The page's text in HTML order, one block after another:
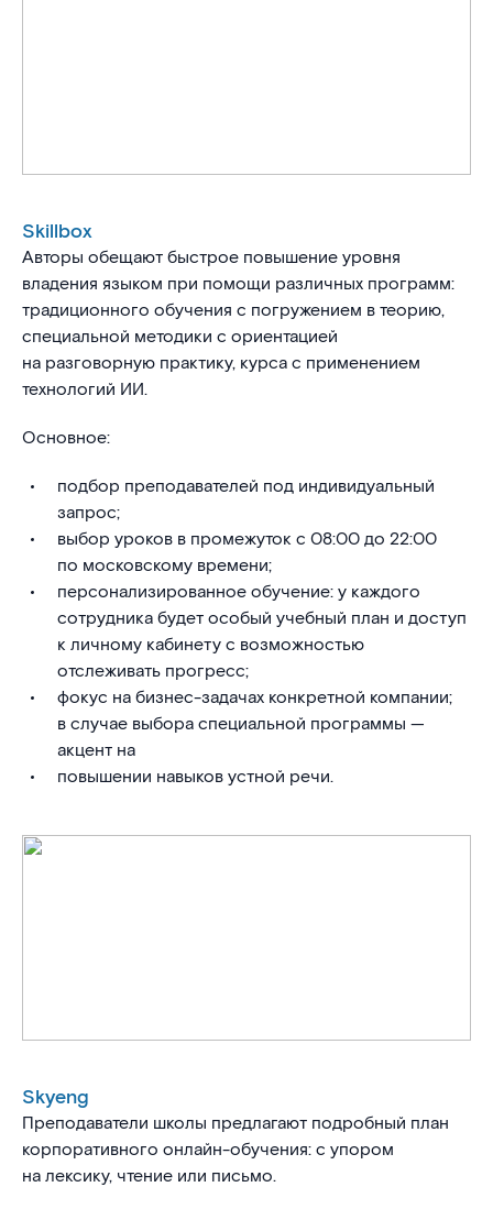
Skillbox
Авторы обещают быстрое повышение уровня
владения языком при помощи различных программ:
традиционного обучения с погружением в теорию,
специальной методики с ориентацией
на разговорную практику, курса с применением
технологий ИИ.
Основное:
подбор преподавателей под индивидуальный
запрос;
выбор уроков в промежуток с 08:00 до 22:00
по московскому времени;
персонализированное обучение: у каждого
сотрудника будет особый учебный план и доступ
к личному кабинету с возможностью
отслеживать прогресс;
фокус на бизнес-задачах конкретной компании;
в случае выбора специальной программы —
акцент на
повышении навыков устной речи.
Skyeng
Преподаватели школы предлагают подробный план
корпоративного онлайн-обучения: с упором
на лексику, чтение или письмо.